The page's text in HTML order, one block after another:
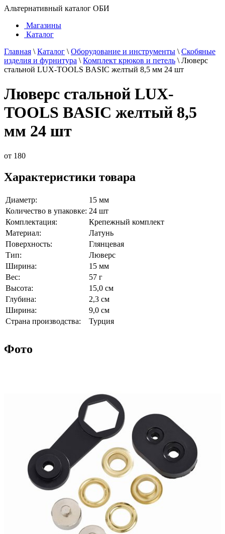
Альтернативный каталог ОБИ
Магазины
Каталог
Главная \ Каталог \ Оборудование и инструменты \ Скобяные
изделия и фурнитура \ Комплект крюков и петель \ Люверс
стальной LUX-TOOLS BASIC желтый 8,5 мм 24 шт
Люверс стальной LUX-
TOOLS BASIC желтый 8,5
мм 24 шт
от 180
Характеристики товара
Диаметр:
15 мм
Количество в упаковке: 24 шт
Комплектация:
Крепежный комплект
Материал:
Латунь
Поверхность:
Глянцевая
Тип:
Люверс
Ширина:
15 мм
Вес:
57 г
Высота:
15,0 см
Глубина:
2,3 см
Ширина:
9,0 см
Страна производства:
Турция
Фото